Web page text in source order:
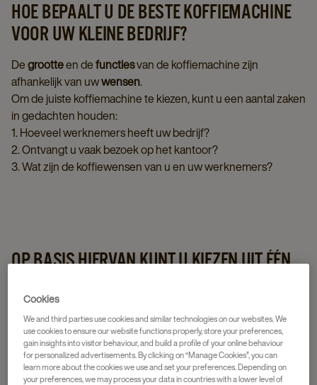
HOE BEPAALT U DE BESTE KOFFIEMACHINE
VOOR UW KLEINE BEDRIJF?
Degrootteen defunctiesvan de koffiemachine zijn
afhankelijk van uwwensen.
Om de juiste koffiemachine te kiezen, kunt u een aantal zaken
in gedachten houden:
1. Hoeveel werknemers heeft uw bedrijf?
2. Ontvangt u vaak bezoek op het kantoor?
3. Wat zijn de koffiewensen van u en uw werknemers?
OP BASIS HIERVAN KUNT U KIEZEN UIT ÉÉN
Cookies
We and third parties use cookies and similar technologies on our websites. We
use cookies to ensure our website functions properly, store your preferences,
gain insights into visitor behaviour, and build a profile of your online behaviour
for personalized advertisements. By clicking on “Manage Cookies”, you can
learn more about the cookies we use and set your preferences. Depending on
your preferences, we may process your data in countries with a lower level of